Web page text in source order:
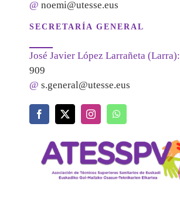
@ noemi@utesse.eus
SECRETARÍA GENERAL
José Javier López Larrañeta (Larra):
909
@ s.general@utesse.eus